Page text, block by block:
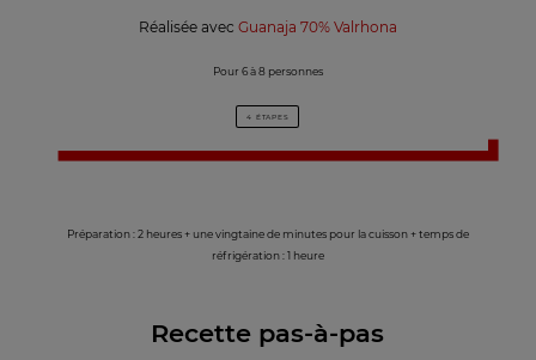
Réalisée avec Guanaja 70% Valrhona
Pour 6 à 8 personnes
4 ÉTAPES
Préparation : 2 heures + une vingtaine de minutes pour la cuisson + temps de
réfrigération : 1 heure
Recette pas-à-pas